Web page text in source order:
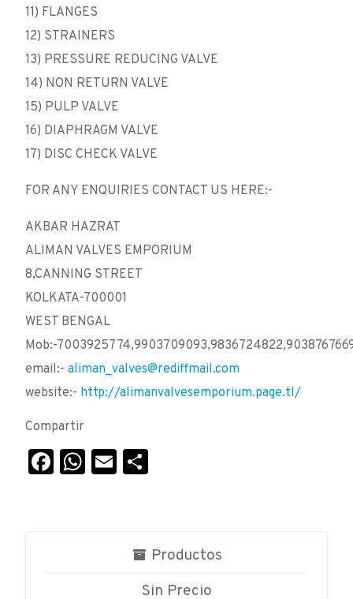
11) FLANGES
12) STRAINERS
13) PRESSURE REDUCING VALVE
14) NON RETURN VALVE
15) PULP VALVE
16) DIAPHRAGM VALVE
17) DISC CHECK VALVE
FOR ANY ENQUIRIES CONTACT US HERE:-
AKBAR HAZRAT
ALIMAN VALVES EMPORIUM
8,CANNING STREET
KOLKATA-700001
WEST BENGAL
Mob:-
email:- aliman_valves@rediffmail.com
website:- http://alimanvalvesemporium.page.tl/
Compartir
Facebook
WhatsApp
Email
Productos
Sin Precio